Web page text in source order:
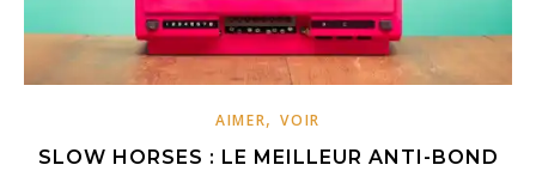
AIMER,VOIR
SLOW HORSES : LE MEILLEUR ANTI-BOND